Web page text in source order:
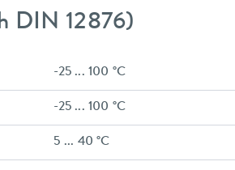
DIN 12876)
-25 ... 100 °C
-25 ... 100 °C
5 ... 40 °C